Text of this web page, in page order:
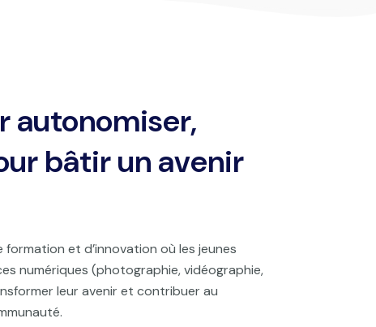
autonomiser,
bâtir un avenir
et d’innovation où les jeunes
numériques (photographie, vidéographie,
leur avenir et contribuer au